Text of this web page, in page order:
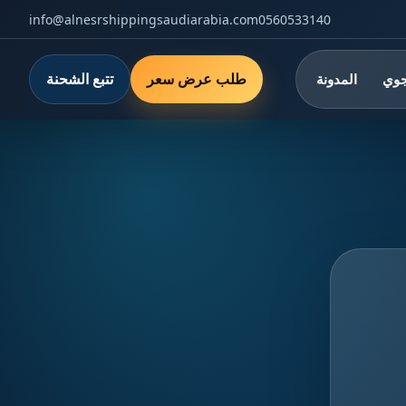
0560533140
info@alnesrshippingsaudiarabia.com
المدونة طلب عرض سعر تتبع الشحنة